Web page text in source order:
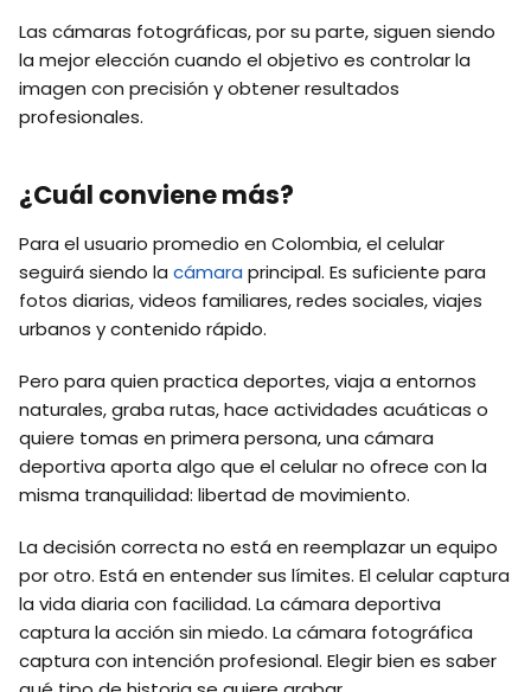
Las cámaras fotográficas, por su parte, siguen siendo
la mejor elección cuando el objetivo es controlar la
imagen con precisión y obtener resultados
profesionales.
¿Cuál conviene más?
Para el usuario promedio en Colombia, el celular
seguirá siendo la cámara principal. Es suficiente para
fotos diarias, videos familiares, redes sociales, viajes
urbanos y contenido rápido.
Pero para quien practica deportes, viaja a entornos
naturales, graba rutas, hace actividades acuáticas o
quiere tomas en primera persona, una cámara
deportiva aporta algo que el celular no ofrece con la
misma tranquilidad: libertad de movimiento.
La decisión correcta no está en reemplazar un equipo
por otro. Está en entender sus límites. El celular captura
la vida diaria con facilidad. La cámara deportiva
captura la acción sin miedo. La cámara fotográfica
captura con intención profesional. Elegir bien es saber